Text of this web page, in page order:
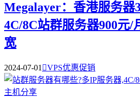
Megalayer：香港服务器
4C/8C站群服务器900元/
宽
2024-07-01 VPS优惠促销